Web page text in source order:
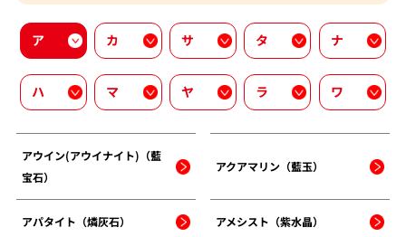
ア カ サ タ ナ
ハ マ ヤ ラ ワ
アウイン(アウイナイト)（藍
宝石）
アクアマリン（藍玉）
アパタイト（燐灰石） アメシスト（紫水晶）